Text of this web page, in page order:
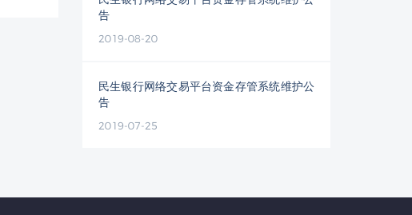
告
2019-08-20
民生银行网络交易平台资金存管系统维护公
告
2019-07-25